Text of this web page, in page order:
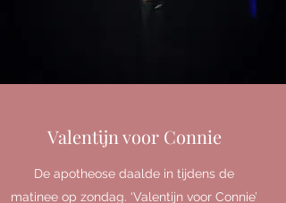
Valentijn voor Connie
De apotheose daalde in tijdens de
matinee op zondag. ‘Valentijn voor Connie’